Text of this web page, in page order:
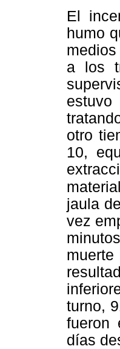
El
humo
a los
otro
10,
jaula
vez
turno,
fueron
días